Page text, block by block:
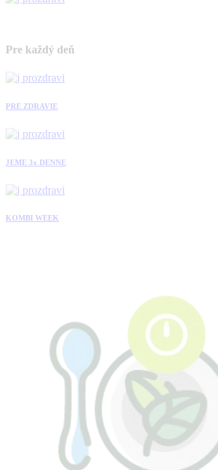
Pre každý deň
PRE ZDRAVIE
JEME 3x DENNE
KOMBI WEEK